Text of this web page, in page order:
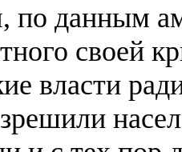
по данным
своей
власти